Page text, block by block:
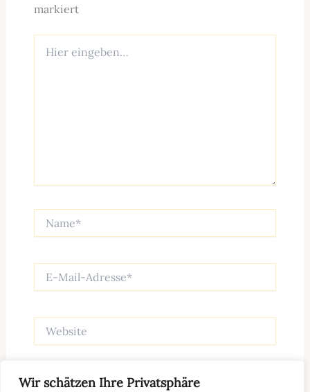
Wir schätzen Ihre Privatsphäre
markiert
eingeben…
Mail-